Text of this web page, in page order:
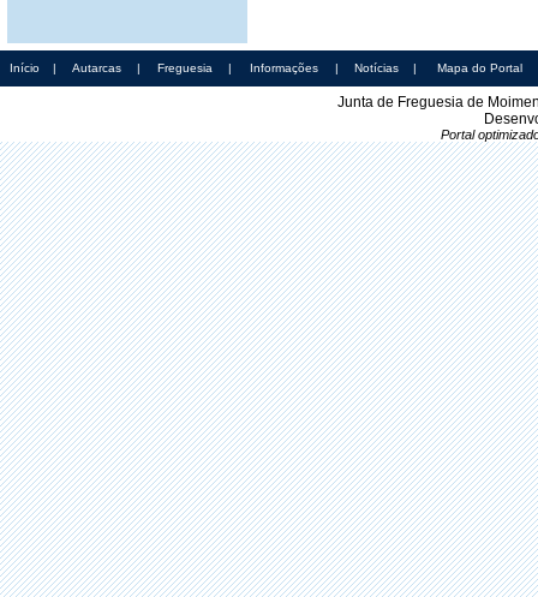
Início | Autarcas | Freguesia | Informações | Notícias | Mapa do Portal
Junta de Freguesia de
Portal